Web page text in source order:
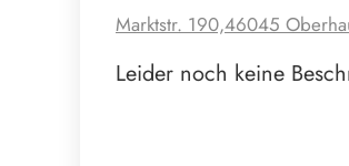
Marktstr. 190,46045
Leider noch keine